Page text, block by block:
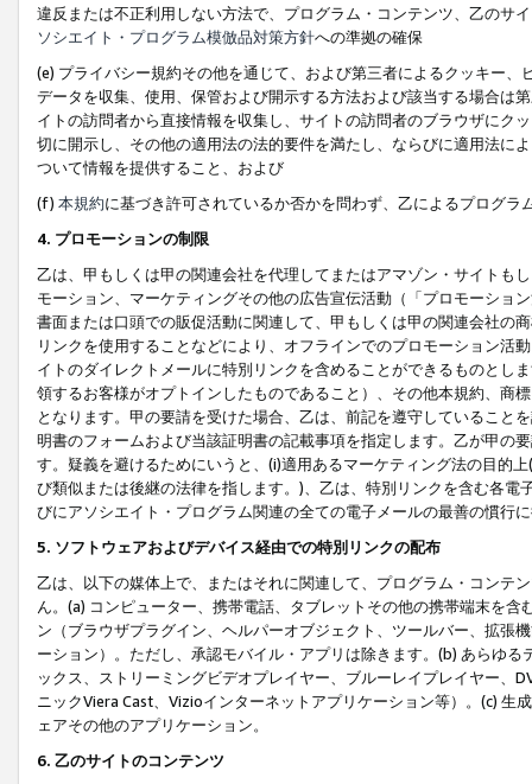
違反または不正利用しない方法で、プログラム・コンテンツ、乙のサ
ソシエイト・プログラム模倣品対策方針への準拠の確保
(e) プライバシー規約その他を通じて、および第三者によるクッキー
データを収集、使用、保管および開示する方法および該当する場合は
イトの訪問者から直接情報を収集し、サイトの訪問者のブラウザにク
切に開示し、その他の適用法の法的要件を満たし、ならびに適用法に
ついて情報を提供すること、および
(f) 本規約に基づき許可されているか否かを問わず、乙によるプログ
4. プロモーションの制限
乙は、甲もしくは甲の関連会社を代理してまたはアマゾン・サイトも
モーション、マーケティングその他の広告宣伝活動（「プロモーショ
書面または口頭での販促活動に関連して、甲もしくは甲の関連会社の
リンクを使用することなどにより、オフラインでのプロモーション活
イトのダイレクトメールに特別リンクを含めることができるものとし
領するお客様がオプトインしたものであること）、その他本規約、商
となります。甲の要請を受けた場合、乙は、前記を遵守していること
明書のフォームおよび当該証明書の記載事項を指定します。乙が甲の
す。疑義を避けるためにいうと、(i)適用あるマーケティング法の目的
び類似または後継の法律を指します。)、乙は、特別リンクを含む各
びにアソシエイト・プログラム関連の全ての電子メールの最善の慣行
5. ソフトウェアおよびデバイス経由での特別リンクの配布
乙は、以下の媒体上で、またはそれに関連して、プログラム・コンテ
ん。(a) コンピューター、携帯電話、タブレットその他の携帯端末を
ン（ブラウザプラグイン、ヘルパーオブジェクト、ツールバー、拡張
ーション）。ただし、承認モバイル・アプリは除きます。(b) あらゆ
ックス、ストリーミングビデオプレイヤー、ブルーレイプレイヤー、
ニックViera Cast、Vizioインターネットアプリケーション等）。(c)
ェアその他のアプリケーション。
6. 乙のサイトのコンテンツ